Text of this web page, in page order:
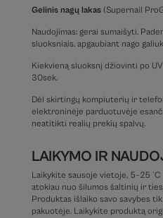
Gelinis nagų lakas(Supernail
Naudojimas: gerai sumaišyti.
sluoksniais, apgaubiant nago
Kiekvieną sluoksnį džiovinti po
30sek.
Dėl skirtingų kompiuterių ir
elektroninėje parduotuvėje
neatitikti realių prekių spalvų.
LAIKYMO IR
Laikykite sausoje vietoje, 5–25
atokiau nuo šilumos šaltinių ir
Produktas išlaiko savo savybes
pakuotėje. Laikykite produktą